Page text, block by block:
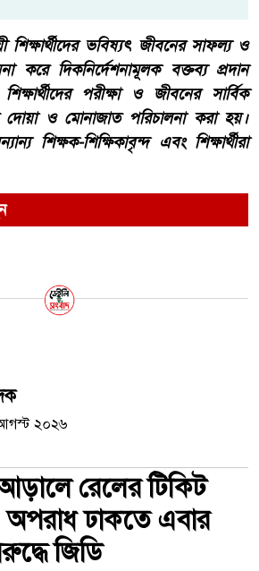
শিক্ষার্থীদের ভবিষ্যৎ জীবনের সাফল্য ও
করে দিকনির্দেশনামূলক বক্তব্য প্রদান
পরীক্ষা ও জীবনের সার্বিক
দোয়া ও মোনাজাত পরিচালনা করা হয়।
শিক্ষক-শিক্ষিকাবৃন্দ এবং শিক্ষার্থীরা
২০২৬
আড়ালে রেলের টিকিট
অপরাধ ঢাকতে এবার
জিডি